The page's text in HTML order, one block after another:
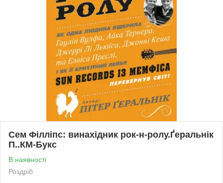
Сем Філліпс: винахідник рок-н-ролу.Ґеральнік
П..КМ-Букс
В наявності
Роздріб